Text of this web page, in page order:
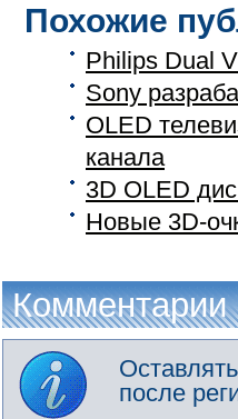
Похожие
Philips Dual
Sony
OLED
канала
3D OLED
Новые 3D-
Комментарии
после